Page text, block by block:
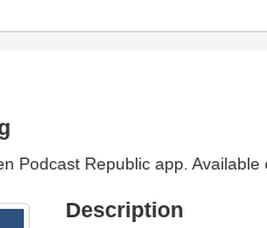
Podcast Republic app.
Description